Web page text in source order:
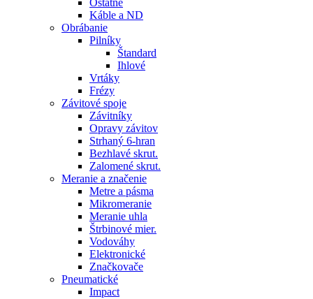
Ostatné
Káble a ND
Obrábanie
Pilníky
Štandard
Ihlové
Vrtáky
Frézy
Závitové spoje
Závitníky
Opravy závitov
Strhaný 6-hran
Bezhlavé skrut.
Zalomené skrut.
Meranie a značenie
Metre a pásma
Mikromeranie
Meranie uhla
Štrbinové mier.
Vodováhy
Elektronické
Značkovače
Pneumatické
Impact